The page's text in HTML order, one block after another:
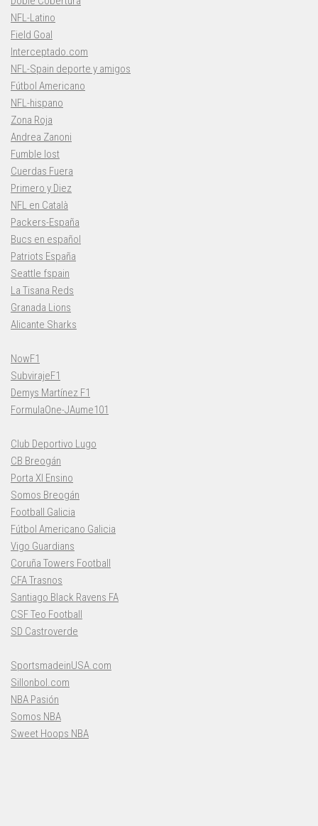
NFL-Latino
Field Goal
Interceptado.com
NFL-Spain deporte y amigos
Fútbol Americano
NFL-hispano
Zona Roja
Andrea Zanoni
Fumble lost
Cuerdas Fuera
Primero y Diez
NFL en Català
Packers-España
Bucs en español
Patriots España
Seattle fspain
La Tisana Reds
Granada Lions
Alicante Sharks
NowF1
SubvirajeF1
Demys Martínez F1
FormulaOne-JAume101
Club Deportivo Lugo
CB Breogán
Porta XI Ensino
Somos Breogán
Football Galicia
Fútbol Americano Galicia
Vigo Guardians
Coruña Towers Football
CFA Trasnos
Santiago Black Ravens FA
CSF Teo Football
SD Castroverde
SportsmadeinUSA.com
Sillonbol.com
NBA Pasión
Somos NBA
Sweet Hoops NBA